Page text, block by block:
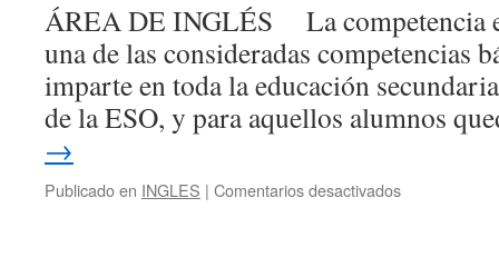
ÁREA DE INGLÉS La competencia
una de las consideradas competencias
imparte en toda la educación
de la ESO, y para aquellos alumnos
→
Publicado en INGLES | Comentarios desactivadosen